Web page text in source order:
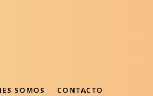
SOMOS CONTACTO